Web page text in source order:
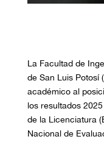
La Facultad de
de San Luis Potosí
académico al
los resultados
de la Licenciatura
Nacional de